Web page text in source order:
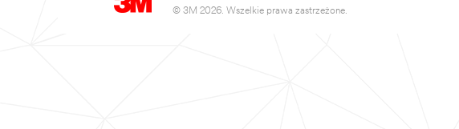
© 3M 2026. Wszelkie prawa zastrzeżone.